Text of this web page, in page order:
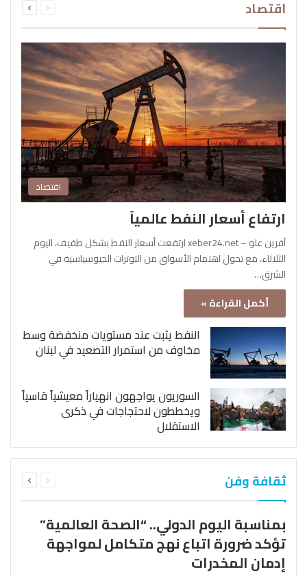
اقتصاد الصفحةالصفحة
اقتصاد
ارتفاع أسعار النفط عالمياً
آفرين علو – xeber24.net ارتفعت أسعار النفط بشكل طفيف، اليوم
الثلاثاء، مع تحول اهتمام الأسواق من التوترات الجيوسياسية في
الشرق…
أكمل القراءة »
النفط يثبت عند مستويات منخفضة وسط
مخاوف من استمرار التصعيد في لبنان
السوريون يواجهون انهياراً معيشياً قاسياً
ويخططون لاحتجاجات في ذكرى
الاستقلال
ثقافة وفن الصفحةالصفحة
بمناسبة اليوم الدولي.. “الصحة العالمية”
تؤكد ضرورة اتباع نهج متكامل لمواجهة
إدمان المخدرات